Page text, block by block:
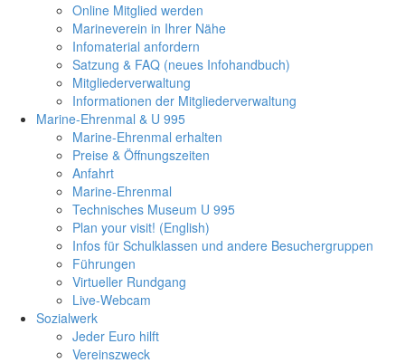
Online Mitglied werden
Marineverein in Ihrer Nähe
Infomaterial anfordern
Satzung & FAQ (neues Infohandbuch)
Mitgliederverwaltung
Informationen der Mitgliederverwaltung
Marine-Ehrenmal & U 995
Marine-Ehrenmal erhalten
Preise & Öffnungszeiten
Anfahrt
Marine-Ehrenmal
Technisches Museum U 995
Plan your visit! (English)
Infos für Schulklassen und andere Besuchergruppen
Führungen
Virtueller Rundgang
Live-Webcam
Sozialwerk
Jeder Euro hilft
Vereinszweck